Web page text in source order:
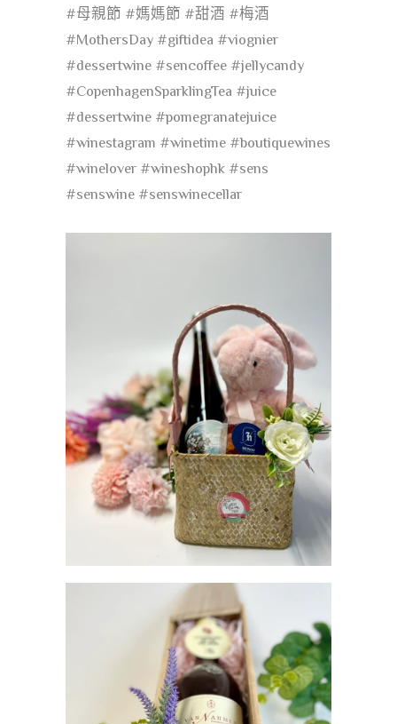
#母親節 #媽媽節 #甜酒 #梅酒
#MothersDay #giftidea #viognier
#dessertwine #sencoffee #jellycandy
#CopenhagenSparklingTea #juice
#dessertwine #pomegranatejuice
#winestagram #winetime #boutiquewines
#winelover #wineshophk #sens
#senswine #senswinecellar